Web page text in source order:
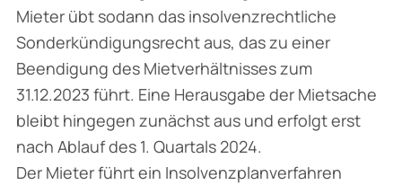
Mieter übt sodann das insolvenzrechtliche
Sonderkündigungsrecht aus, das zu einer
Beendigung des Mietverhältnisses zum
31.12.2023 führt. Eine Herausgabe der Mietsache
bleibt hingegen zunächst aus und erfolgt erst
nach Ablauf des 1. Quartals 2024.
Der Mieter führt ein Insolvenzplanverfahren